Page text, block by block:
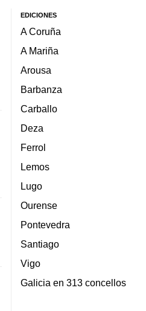
EDICIONES
A Coruña
A Mariña
Arousa
Barbanza
Carballo
Deza
Ferrol
Lemos
Lugo
Ourense
Pontevedra
Santiago
Vigo
Galicia en 313 concellos